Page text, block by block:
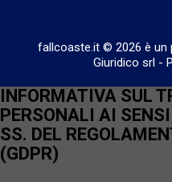
fallcoaste.it © 2026 è
Giuridico srl -
INFORMATIVA SUL
PERSONALI AI
SS. DEL
(GDPR)